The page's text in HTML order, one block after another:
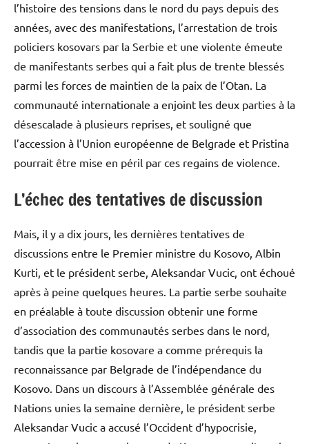
l’histoire des tensions dans le nord du pays depuis des
années, avec des manifestations, l’arrestation de trois
policiers kosovars par la Serbie et une violente émeute
de manifestants serbes qui a fait plus de trente blessés
parmi les forces de maintien de la paix de l’Otan. La
communauté internationale a enjoint les deux parties à la
désescalade à plusieurs reprises, et souligné que
l’accession à l’Union européenne de Belgrade et Pristina
pourrait être mise en péril par ces regains de violence.
L’échec des tentatives de discussion
Mais, il y a dix jours, les dernières tentatives de
discussions entre le Premier ministre du Kosovo, Albin
Kurti, et le président serbe, Aleksandar Vucic, ont échoué
après à peine quelques heures. La partie serbe souhaite
en préalable à toute discussion obtenir une forme
d’association des communautés serbes dans le nord,
tandis que la partie kosovare a comme prérequis la
reconnaissance par Belgrade de l’indépendance du
Kosovo. Dans un discours à l’Assemblée générale des
Nations unies la semaine dernière, le président serbe
Aleksandar Vucic a accusé l’Occident d’hypocrisie,